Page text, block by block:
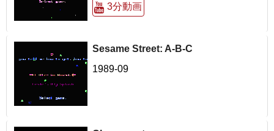
3分動画
Sesame Street: A-B-C
1989-09